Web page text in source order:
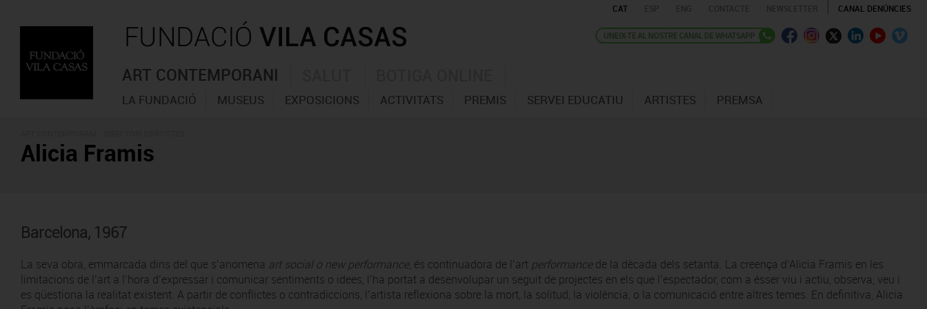
CAT CANAL DENÚNCIES
ART CONTEMPORANI
LA FUNDACIÓ MUSEUS EXPOSICIONS ACTIVITATS PREMIS SERVEI EDUCATIU ARTISTES PREMSA
Alicia Framis
Barcelona, 1967
La seva obra, emmarcada dins del que s’anomena art social o new performance, és continuadora de l’art performancede la dècada dels setanta. La creença d’Alicia Framis en les
limitacions de l’art a l’hora d’expressar i comunicar sentiments o idees, l’ha portat a desenvolupar un seguit de projectes en els que l’espectador, com a ésser viu i actiu, observa, veu i
es qüestiona la realitat existent. A partir de conflictes o contradiccions, l’artista reflexiona sobre la mort, la solitud, la violència, o la comunicació entre altres temes. En definitiva, Alicia